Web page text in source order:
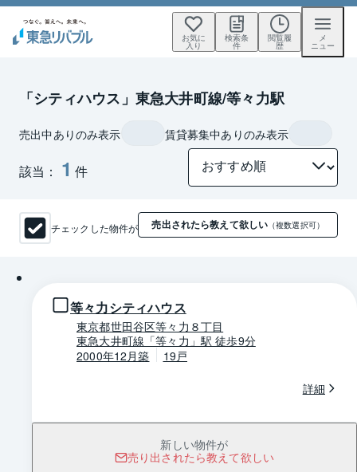
お気に
入り
検索条
件
閲覧履
歴
メ
ニュー
「シティハウス」東急大井町線/等々力駅
該当： 1 件
売出中ありのみ表示 賃貸募集中ありのみ表示
チェックした物件が 売出されたら教えて欲しい （複数選択可）
等々力シティハウス
東京都世田谷区等々力８丁目
東急大井町線「等々力」駅 徒歩9分
2000年12月築
19戸
詳細
新しい物件が
売り出されたら教えて欲しい